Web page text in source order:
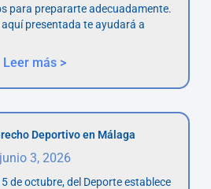
para prepararte adecuadamente.
presentada te ayudará a
Leer más >
Deportivo en Málaga
junio 3, 2026
de octubre, del Deporte establece